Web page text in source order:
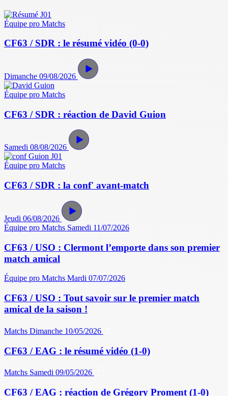
Équipe pro Matchs
CF63 / SDR : le résumé vidéo (0-0)
Dimanche 09/08/2026
Équipe pro Matchs
CF63 / SDR : réaction de David Guion
Samedi 08/08/2026
Équipe pro Matchs
CF63 / SDR : la conf' avant-match
Jeudi 06/08/2026
Équipe pro Matchs Samedi 11/07/2026
CF63 / USO : Clermont l’emporte dans son premier
match amical
Équipe pro Matchs Mardi 07/07/2026
CF63 / USO : Tout savoir sur le premier match
amical de la saison !
Matchs Dimanche 10/05/2026
CF63 / EAG : le résumé vidéo (1-0)
Matchs Samedi 09/05/2026
CF63 / EAG : réaction de Grégory Proment (1-0)